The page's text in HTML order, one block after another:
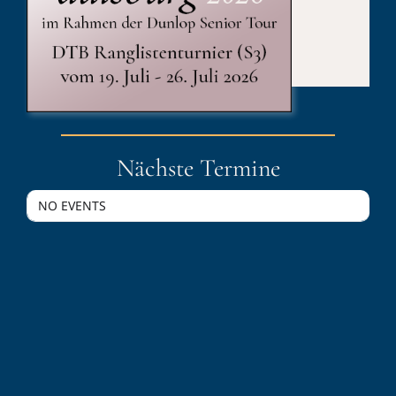
Published On: 20. September 2015
Kategorien:Sport
Nächste Termine
NO EVENTS